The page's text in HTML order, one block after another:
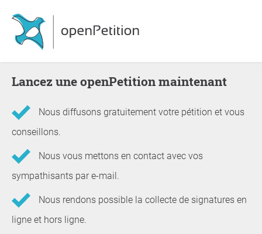
Lancez une openPetition maintenant
Nous diffusons gratuitement votre pétition et vous
conseillons.
Nous vous mettons en contact avec vos
sympathisants par e-mail.
Nous rendons possible la collecte de signatures en
ligne et hors ligne.